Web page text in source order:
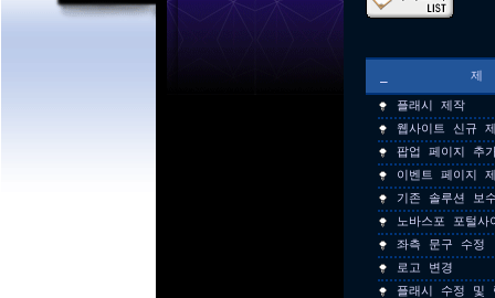
플래시 제작
웹사이트 신규
팝업 페이지 추
이벤트 페이지
기존 솔루션 보
노바스포 포털사
좌측 문구 수정
로고 변경
플래시 수정 및